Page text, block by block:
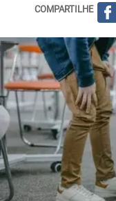
COMPARTILHE